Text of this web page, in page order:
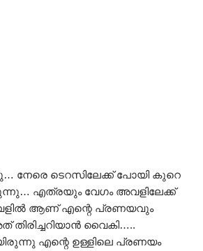
നേരെ ടെറസിലേക്ക് പോയി കുറെ
എത്രയും വേഗം അവളിലേക്ക്
ആണ് എന്റെ പ്രണയവും
തിരിച്ചറിയാൻ വൈകി…..
എന്റെ ഉള്ളിലെ പ്രണയം